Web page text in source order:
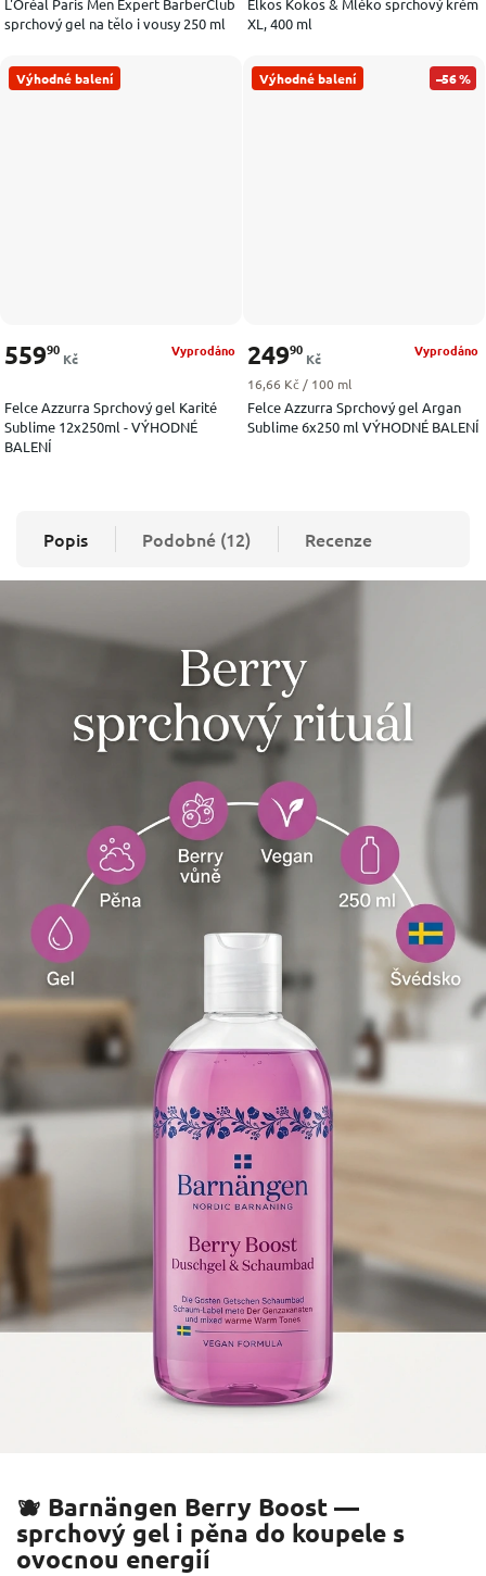
L'Oréal Paris Men Expert BarberClub
sprchový gel na tělo i vousy 250 ml
Elkos Kokos & Mléko sprchový krém
XL, 400 ml
Výhodné balení
Felce Azzurra Sprchový gel Karité
Sublime 12x250ml - VÝHODNÉ
BALENÍ
Vyprodáno
55990
Kč
Výhodné balení –56 %
Felce Azzurra Sprchový gel Argan
Sublime 6x250 ml VÝHODNÉ BALENÍ
Vyprodáno
24990
Kč
Měrná cena:
16,66 Kč / 100 ml
Popis Podobné (12) Recenze
🫐 Barnängen Berry Boost —
sprchový gel i pěna do koupele s
ovocnou energií